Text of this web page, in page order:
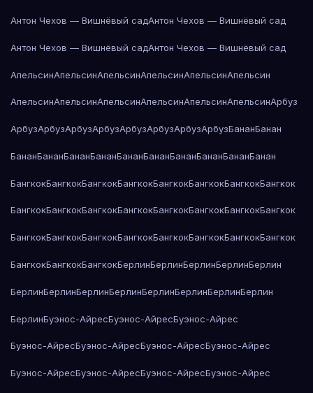
Антон Чехов — Вишнёвый садАнтон Чехов — Вишнёвый сад
Антон Чехов — Вишнёвый садАнтон Чехов — Вишнёвый сад
АпельсинАпельсинАпельсинАпельсинАпельсинАпельсин
АпельсинАпельсинАпельсинАпельсинАпельсинАпельсинАрбуз
АрбузАрбузАрбузАрбузАрбузАрбузАрбузАрбузБананБанан
БананБананБананБананБананБананБананБананБананБанан
БангкокБангкокБангкокБангкокБангкокБангкокБангкокБангкок
БангкокБангкокБангкокБангкокБангкокБангкокБангкокБангкок
БангкокБангкокБангкокБангкокБангкокБангкокБангкокБангкок
БангкокБангкокБангкокБерлинБерлинБерлинБерлинБерлин
БерлинБерлинБерлинБерлинБерлинБерлинБерлинБерлин
БерлинБуэнос-АйресБуэнос-АйресБуэнос-Айрес
Буэнос-АйресБуэнос-АйресБуэнос-АйресБуэнос-Айрес
Буэнос-АйресБуэнос-АйресБуэнос-АйресБуэнос-Айрес